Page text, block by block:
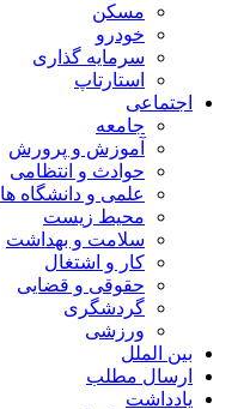
مسکن
خودرو
سرمایه گذاری
استارتاپ
اجتماعی
جامعه
آموزش و پرورش
حوادث و انتظامی
علمی و دانشگاه ها
محیط زیست
سلامت و بهداشت
کار و اشتغال
حقوقی و قضایی
گردشگری
ورزشی
بین الملل
ارسال مطلب
یادداشت